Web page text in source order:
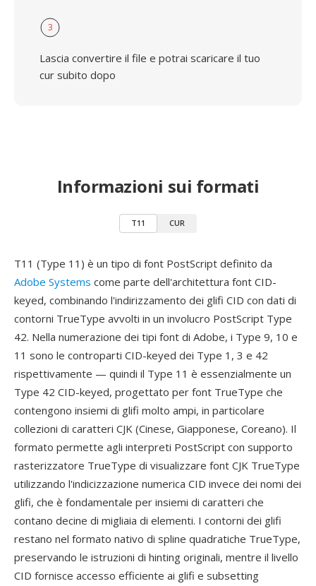
3
Lascia convertire il file e potrai scaricare il tuo
cur subito dopo
Informazioni sui formati
T11 CUR
T11 (Type 11) è un tipo di font PostScript definito da
Adobe Systems come parte dell'architettura font CID-
keyed, combinando l'indirizzamento dei glifi CID con dati di
contorni TrueType avvolti in un involucro PostScript Type
42. Nella numerazione dei tipi font di Adobe, i Type 9, 10 e
11 sono le controparti CID-keyed dei Type 1, 3 e 42
rispettivamente — quindi il Type 11 è essenzialmente un
Type 42 CID-keyed, progettato per font TrueType che
contengono insiemi di glifi molto ampi, in particolare
collezioni di caratteri CJK (Cinese, Giapponese, Coreano). Il
formato permette agli interpreti PostScript con supporto
rasterizzatore TrueType di visualizzare font CJK TrueType
utilizzando l'indicizzazione numerica CID invece dei nomi dei
glifi, che è fondamentale per insiemi di caratteri che
contano decine di migliaia di elementi. I contorni dei glifi
restano nel formato nativo di spline quadratiche TrueType,
preservando le istruzioni di hinting originali, mentre il livello
CID fornisce accesso efficiente ai glifi e subsetting